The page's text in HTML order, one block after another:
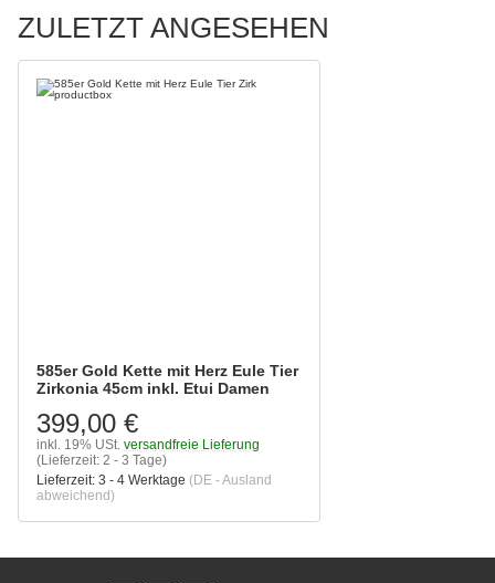
ZULETZT ANGESEHEN
585er Gold Kette mit Herz Eule Tier
Zirkonia 45cm inkl. Etui Damen
399,00 €
inkl. 19% USt. versandfreie Lieferung
(Lieferzeit: 2 - 3 Tage)
Lieferzeit: 3 - 4 Werktage (DE - Ausland
abweichend)